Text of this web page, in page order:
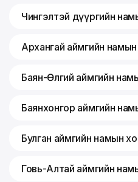
Чингэлтэй дүүргийн
Архангай аймгийн
Баян-Өлгий аймгийн
Баянхонгор аймгийн
Булган аймгийн намын
Говь-Алтай аймгийн